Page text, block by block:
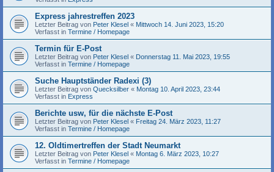
Express jahrestreffen 2023
Letzter Beitrag von Peter Klesel « Mittwoch 14. Juni 2023, 15:20
Verfasst in Termine / Homepage
Termin für E-Post
Letzter Beitrag von Peter Klesel « Donnerstag 11. Mai 2023, 19:55
Verfasst in Termine / Homepage
Suche Hauptständer Radexi (3)
Letzter Beitrag von Quecksilber « Montag 10. April 2023, 23:44
Verfasst in Express
Berichte usw, für die nächste E-Post
Letzter Beitrag von Peter Klesel « Freitag 24. März 2023, 11:27
Verfasst in Termine / Homepage
12. Oldtimertreffen der Stadt Neumarkt
Letzter Beitrag von Peter Klesel « Montag 6. März 2023, 10:27
Verfasst in Termine / Homepage